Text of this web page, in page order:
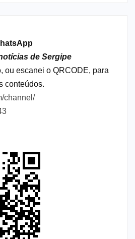
de Sergipe
ou escanei o QRCODE, para
conteúdos.
channel/